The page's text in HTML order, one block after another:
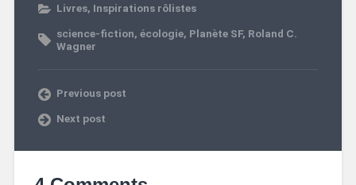
Livres, Inspirations rôlistes
science-fiction, écologie, Planète SF, Roland C.
Wagner
Previous post
Next post